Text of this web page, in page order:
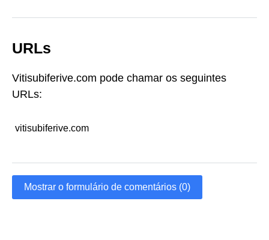
URLs
Vitisubiferive.com pode chamar os seguintes
URLs:
vitisubiferive.com
Mostrar o formulário de comentários (0)